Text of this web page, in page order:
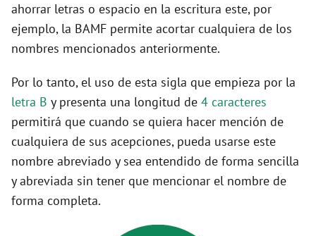
ahorrar letras o espacio en la escritura este, por
ejemplo, la BAMF permite acortar cualquiera de los
nombres mencionados anteriormente.
Por lo tanto, el uso de esta sigla que empieza por la
letra B y presenta una longitud de 4 caracteres
permitirá que cuando se quiera hacer mención de
cualquiera de sus acepciones, pueda usarse este
nombre abreviado y sea entendido de forma sencilla
y abreviada sin tener que mencionar el nombre de
forma completa.